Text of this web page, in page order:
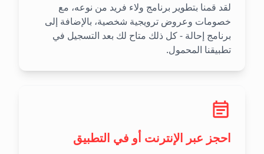
لقد قمنا بتطوير برنامج ولاء فريد من نوعه، مع
خصومات وعروض ترويجية شخصية، بالإضافة إلى
برنامج إحالة - كل ذلك متاح لك بعد التسجيل في
تطبيقنا المحمول.
احجز عبر الإنترنت أو في التطبيق